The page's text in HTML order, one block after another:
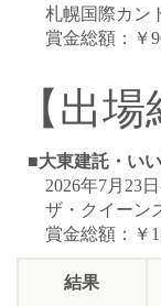
札幌国際カン
賞金総額：￥
【出場
■大東建託・い
2026年7月23日
ザ・クイーン
賞金総額：￥
結果